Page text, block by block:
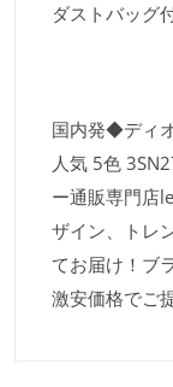
ダストバッグ
国内発◆ディ
人気 5色
ー通販専門店
ザイン、トレ
てお届け！ブ
激安価格でご提